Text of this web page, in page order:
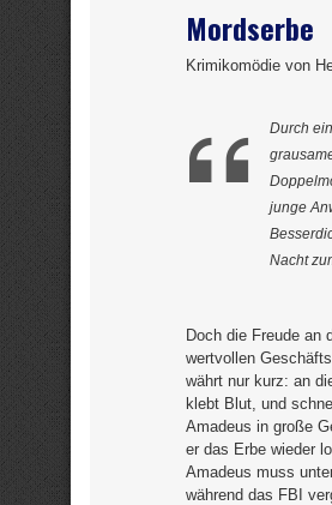
Mordserbe
Krimikomödie von
Durch
junge
Nacht
Doch die Freude an
wertvollen
währt nur kurz: an
klebt Blut, und
Amadeus in große
er das Erbe wieder
Amadeus muss
während das FBI